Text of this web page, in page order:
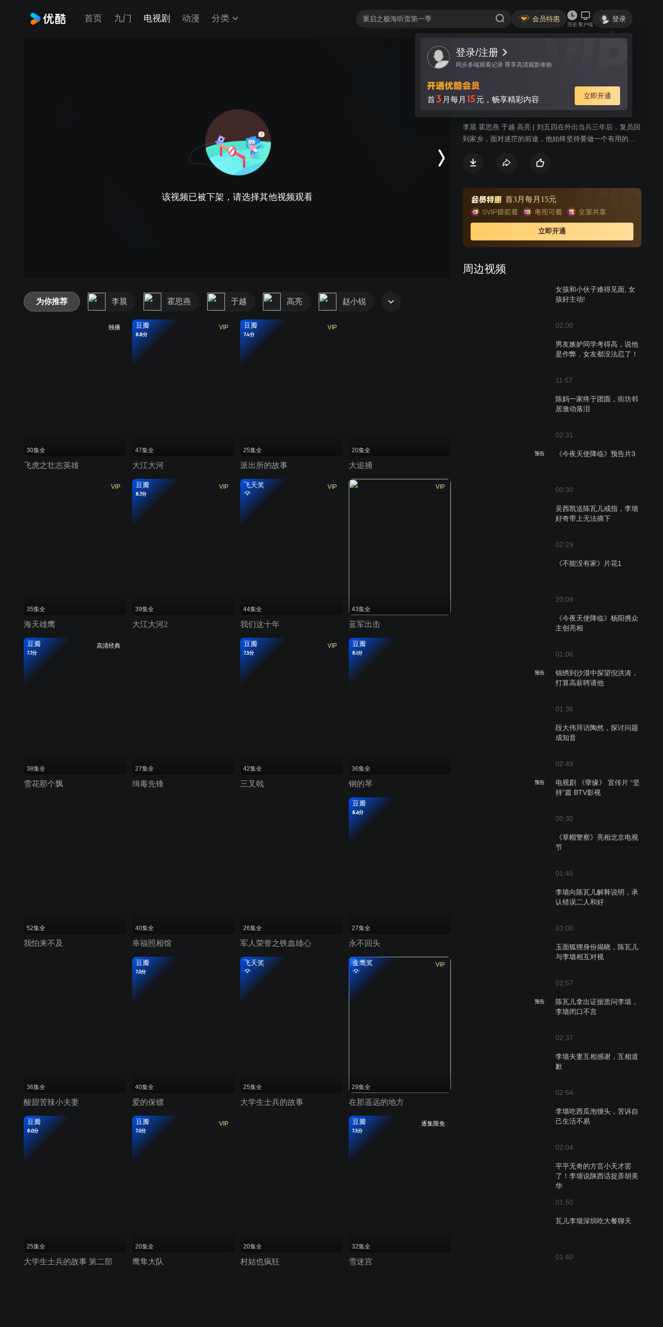
首页 九门 电视剧 动漫 分类 会员特惠
历史 客户端
登录
登录/注册
同步多端观看记录 尊享高清观影体验
首3 月每月 15元，畅享精彩内容 立即开通
该视频已被下架，请选择其他视频观看
视频 讨论
草帽警察
悬疑
李晨 霍思燕 于越 高亮 | 刘五四在外出当兵三年后，复员回
到家乡，面对迷茫的前途，他始终坚持要做一个有用的
所的户籍警。虽然只是一名合同制的草帽警察，每天周旋
筋”甚至是拧巴。但这样的拧巴一方面给他带来了爱情和友
情，另一方面也招致了很多乡亲的不理解、不满，给自家
惹了很多麻烦。刘五四在警察这个职业中不断锤炼打磨，
他始终抱着“要做一个有用的人”的梦想。在经历了一系列的
风风雨雨之后、也在派出所钟所长的悉心指导下，逐渐成
首3月每月15元
立即开通
周边视频
女孩和小伙子难得见面, 女
孩好主动!
02:00
男友嫉妒同学考得高，说他
是作弊，女友都没法忍了！
11:57
陈妈一家终于团圆，街坊邻
居激动落泪
02:31
预告 《今夜天使降临》预告片3
00:30
吴西凯送陈瓦儿戒指，李墙
好奇带上无法摘下
02:29
《不能没有家》片花1
20:09
《今夜天使降临》杨阳携众
主创亮相
01:06
预告
锦绣到沙漠中探望倪洪涛，
打算高薪聘请他
01:36
段大伟拜访陶然，探讨问题
成知音
02:49
预告
电视剧 《孽缘》 宣传片 “坚
持”篇 BTV影视
00:30
《草帽警察》亮相北京电视
节
01:45
李墙向陈瓦儿解释说明，承
认错误二人和好
03:00
玉面狐狸身份揭晓，陈瓦儿
与李墙相互对视
02:57
预告
陈瓦儿拿出证据质问李墙，
李墙闭口不言
02:37
李墙夫妻互相感谢，互相道
歉
02:54
李墙吃西瓜泡馒头，苦诉自
己生活不易
02:04
平平无奇的方言小天才罢
了！李墙说陕西话捉弄胡美
华
01:50
瓦儿李墙深圳吃大餐聊天
01:40
为你推荐 李晨 霍思燕 于越 高亮 赵小锐
独播
30集全
飞虎之壮志英雄
VIP
豆瓣
8.8分
47集全
大江大河
VIP
豆瓣
7.4分
25集全
派出所的故事
20集全
大追捕
VIP
35集全
海天雄鹰
VIP
豆瓣
8.7分
39集全
大江大河2
VIP
飞天奖
44集全
我们这十年
VIP
43集全
蓝军出击
高清经典
豆瓣
7.7分
38集全
雪花那个飘
27集全
缉毒先锋
VIP
豆瓣
7.5分
42集全
三叉戟
豆瓣
8.1分
36集全
钢的琴
52集全
我怕来不及
40集全
幸福照相馆
26集全
军人荣誉之铁血雄心
豆瓣
8.6分
27集全
永不回头
36集全
酸甜苦辣小夫妻
豆瓣
7.0分
40集全
爱的保镖
飞天奖
25集全
大学生士兵的故事
VIP
金鹰奖
29集全
在那遥远的地方
豆瓣
8.0分
25集全
大学生士兵的故事 第二部
VIP
豆瓣
7.0分
20集全
鹰隼大队
20集全
村姑也疯狂
逐集限免
豆瓣
7.5分
32集全
雪迷宫